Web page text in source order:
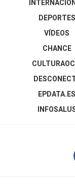
DEPORTES
VÍDEOS
CHANCE
EPDATA.ES